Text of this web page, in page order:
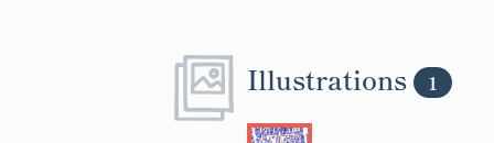
Illustrations 1